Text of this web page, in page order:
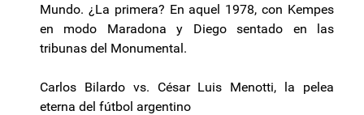
Mundo. ¿La primera? En aquel 1978, con Kempes
en modo Maradona y Diego sentado en las
tribunas del Monumental.
Carlos Bilardo vs. César Luis Menotti, la pelea
eterna del fútbol argentino